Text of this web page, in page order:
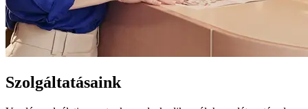
Szolgáltatásaink